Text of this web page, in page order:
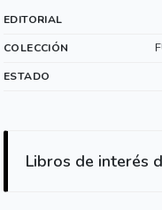
EDITORIAL
COLECCIÓN
ESTADO
Libros de interés